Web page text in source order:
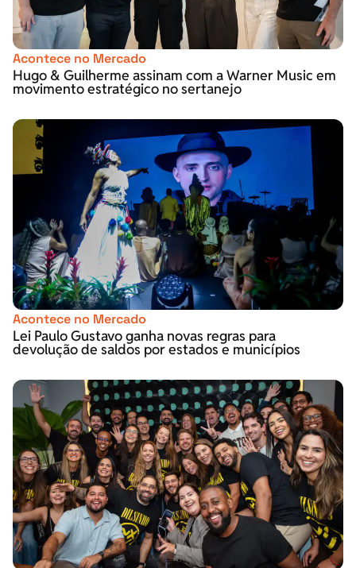
Acontece no Mercado
Hugo & Guilherme assinam com a Warner Music em
movimento estratégico no sertanejo
Acontece no Mercado
Lei Paulo Gustavo ganha novas regras para
devolução de saldos por estados e municípios